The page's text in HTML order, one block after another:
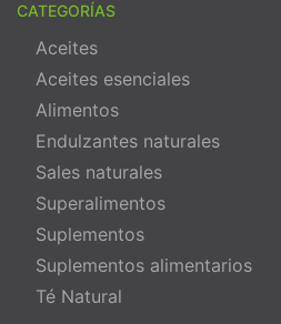
CATEGORÍAS
Aceites
Aceites esenciales
Alimentos
Endulzantes naturales
Sales naturales
Superalimentos
Suplementos
Suplementos alimentarios
Té Natural